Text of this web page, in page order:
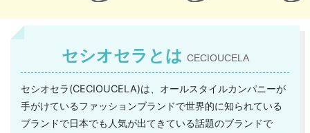
セシオセラとは CECIOUCELA
セシオセラ(CECIOUCELA)は、オールスタイルカンパニーが
手がけているファッションブランドで世界的に知られている
ブランドで日本でも人気が出てきている話題のブランドで